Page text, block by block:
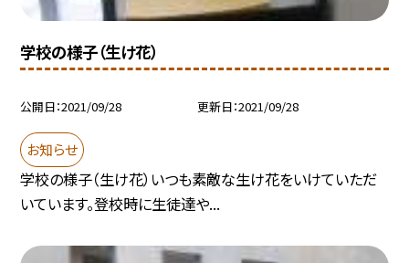
学校の様子（生け花）
公開日 2021/09/28 更新日 2021/09/28
お知らせ
学校の様子（生け花）いつも素敵な生け花をいけていただ
いています。登校時に生徒達や...